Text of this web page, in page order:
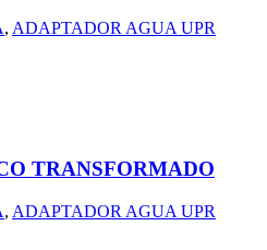
, ADAPTADOR AGUA UPR
TRANSFORMADO
, ADAPTADOR AGUA UPR